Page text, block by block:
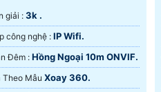
giải : 3k .
⚙ Tích hợp công nghệ : IP Wifi.
🌛 Nhìn Ban Đêm : Hồng Ngoại 10m ONVIF.
Theo Mẫu Xoay 360.